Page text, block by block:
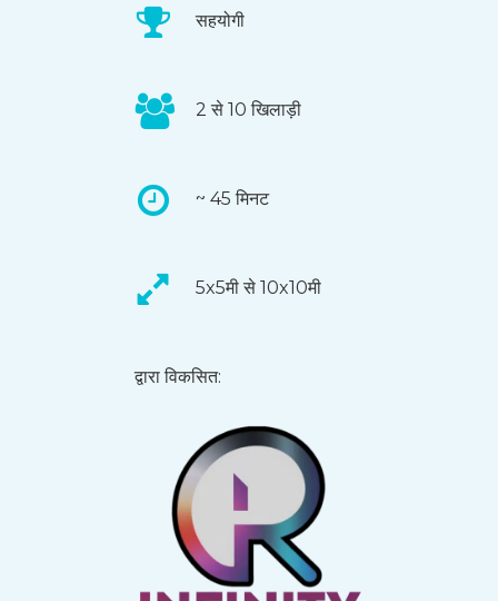
सहयोगी
2 से 10 खिलाड़ी
~ 45 मिनट
5x5मी से 10x10मी
द्वारा विकसित: